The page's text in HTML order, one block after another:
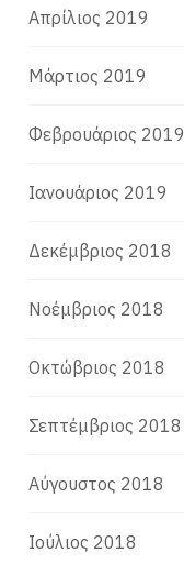
Απρίλιος 2019
Μάρτιος 2019
Φεβρουάριος 2019
Ιανουάριος 2019
Δεκέμβριος 2018
Νοέμβριος 2018
Οκτώβριος 2018
Σεπτέμβριος 2018
Αύγουστος 2018
Ιούλιος 2018